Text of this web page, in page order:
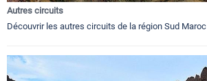
Autres circuits
Découvrir les autres circuits de la région Sud Maroc